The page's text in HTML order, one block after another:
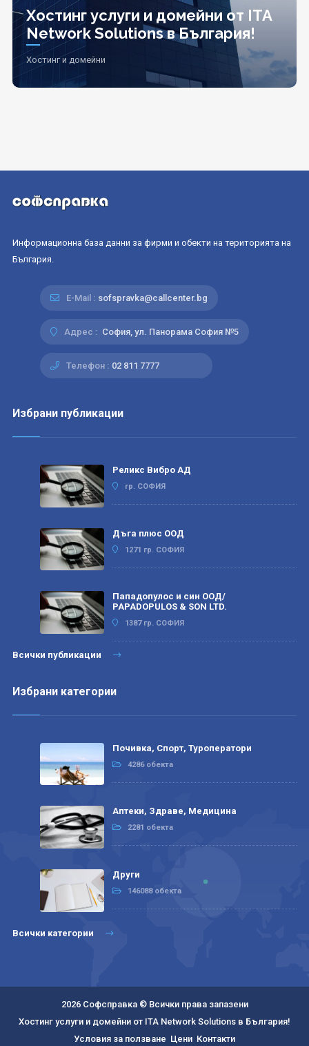
Хостинг услуги и домейни от ITA
Network Solutions в България!
Хостинг и домейни
Информационна база данни за фирми и обекти на територията на
България.
E-Mail : sofspravka@callcenter.bg
Адрес : София, ул. Панорама София №5
Телефон : 02 811 7777
Избрани публикации
Реликс Вибро АД
гр. СОФИЯ
Дъга плюс ООД
1271 гр. СОФИЯ
Пападопулос и син ООД/
PAPADOPULOS & SON LTD.
1387 гр. СОФИЯ
Всички публикации
Избрани категории
Почивка, Спорт, Туроператори
4286 обекта
Аптеки, Здраве, Медицина
2281 обекта
Други
146088 обекта
Всички категории
2026 Софсправка © Всички права запазени
Хостинг услуги и домейни от ITA Network Solutions в България!
Условия за ползване Цени Контакти